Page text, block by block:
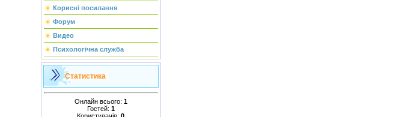
Корисні посилання
Форум
Видео
Психологічна служба
Статистика
Онлайн всього: 1
Гостей: 1